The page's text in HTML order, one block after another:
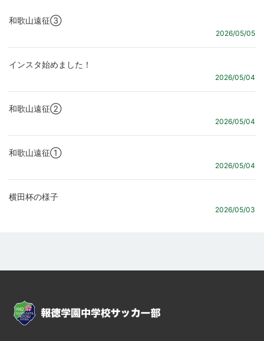
和歌山遠征③
2026/05/05
インスタ始めました！
2026/05/04
和歌山遠征②
2026/05/04
和歌山遠征①
2026/05/04
横田杯の様子
2026/05/03